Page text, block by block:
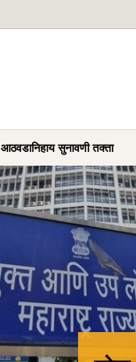
आठवडानिहाय सुनावणी तक्ता